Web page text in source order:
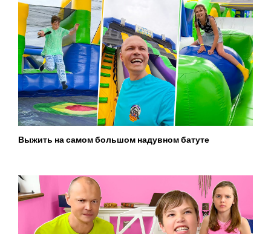
Выжить на самом большом надувном батуте